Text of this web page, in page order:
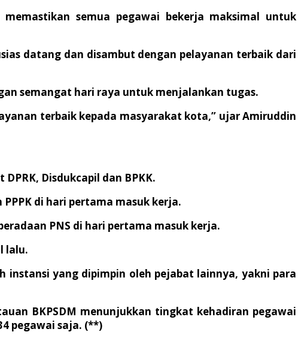
semua pegawai bekerja maksimal untuk
datang dan disambut dengan pelayanan terbaik dari
semangat hari raya untuk menjalankan tugas.
terbaik kepada masyarakat kota,” ujar Amiruddin
Disdukcapil dan BPKK.
di hari pertama masuk kerja.
PNS di hari pertama masuk kerja.
lalu.
instansi yang dipimpin oleh pejabat lainnya, yakni para
BKPSDM menunjukkan tingkat kehadiran pegawai
pegawai saja. (**)